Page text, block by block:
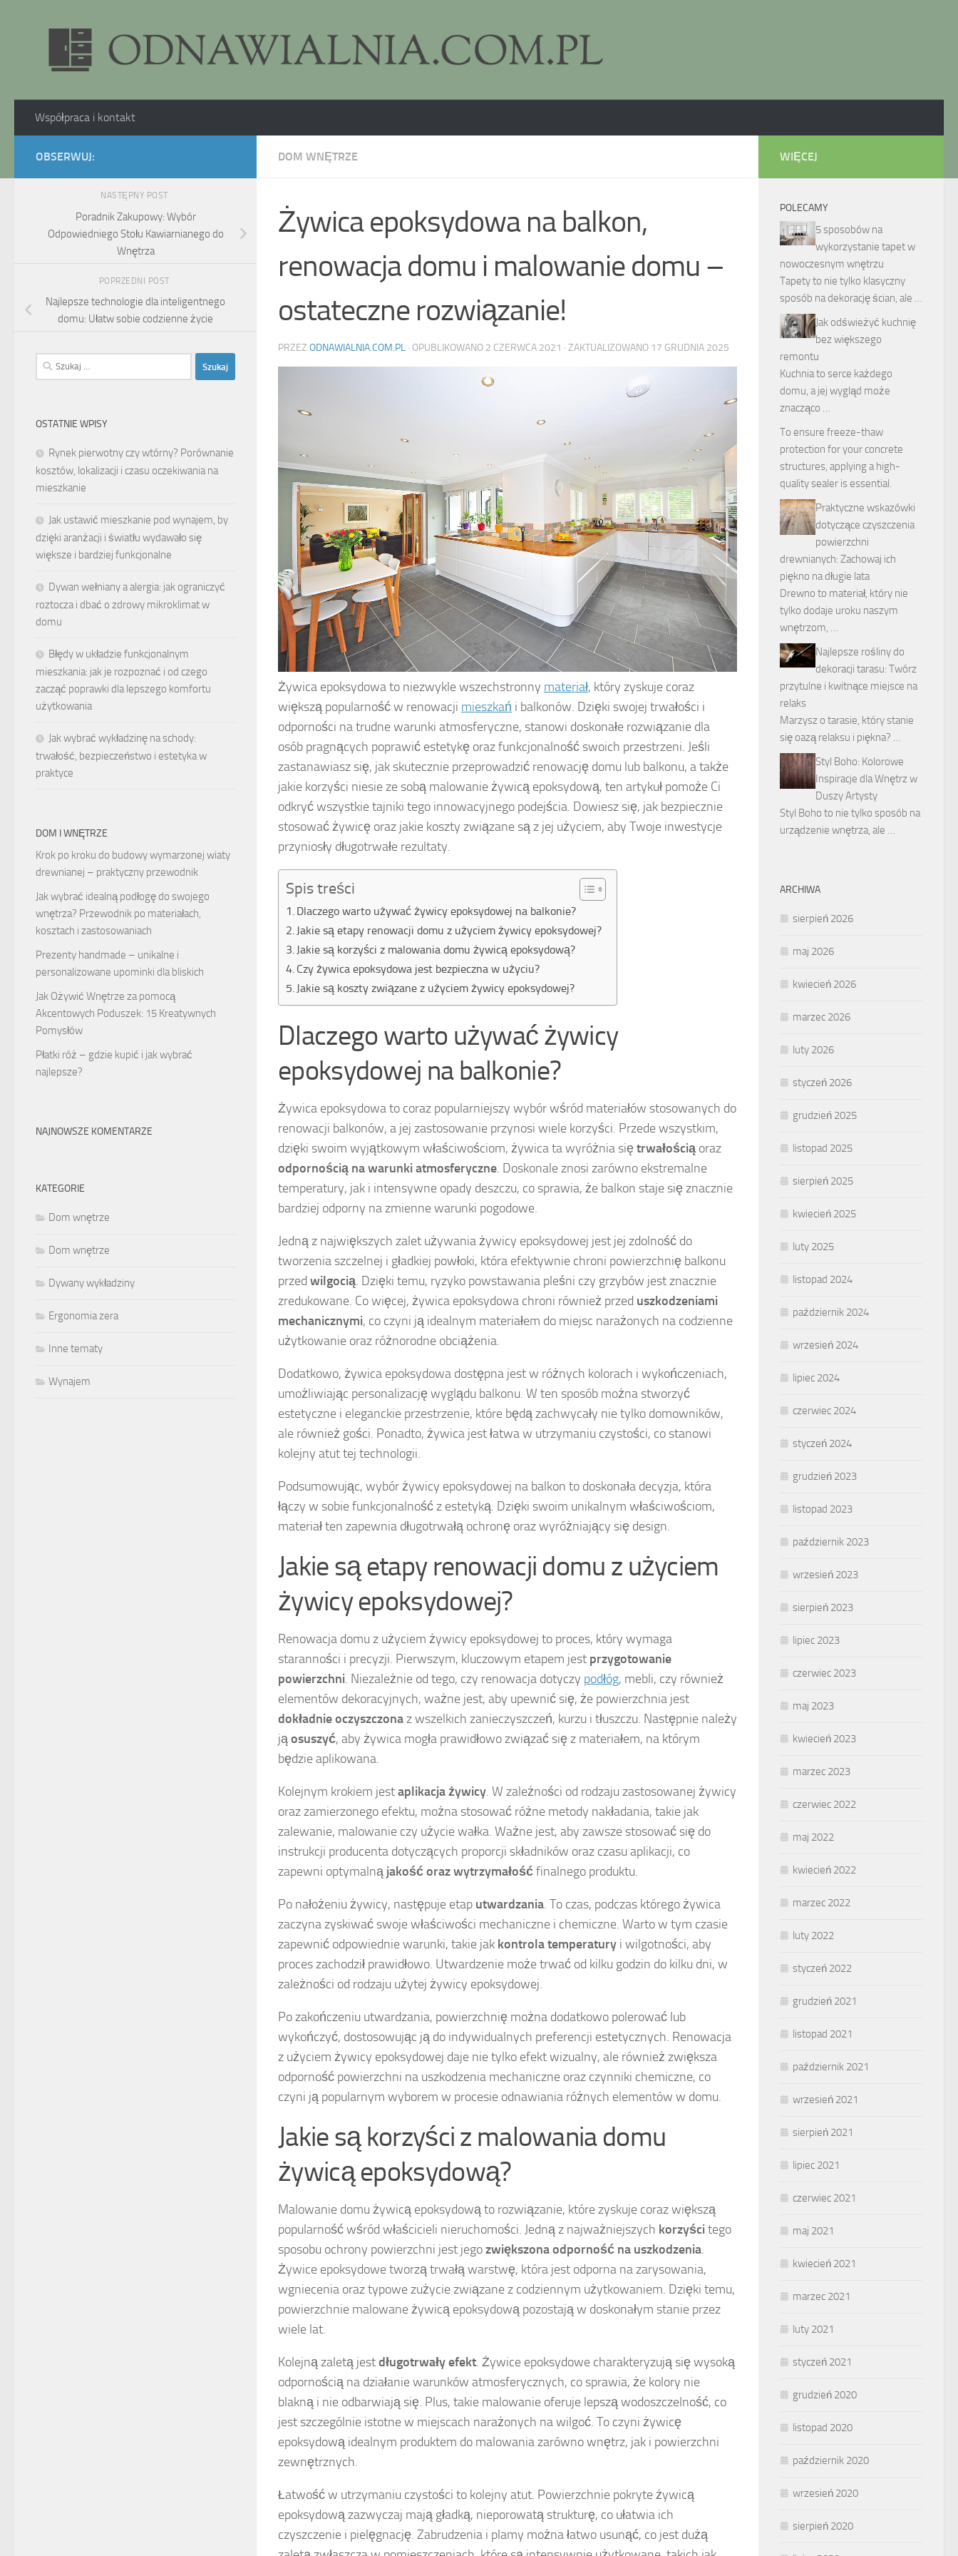
Współpraca i kontakt
DOM WNĘTRZE
Żywica epoksydowa na balkon,
renowacja domu i malowanie domu –
ostateczne rozwiązanie!
PRZEZ ODNAWIALNIA.COM.PL · OPUBLIKOWANO 2 CZERWCA 2021 · ZAKTUALIZOWANO 17 GRUDNIA 2025
Żywica epoksydowa to niezwykle wszechstronny materiał, który zyskuje coraz
większą popularność w renowacji mieszkań i balkonów. Dzięki swojej trwałości i
odporności na trudne warunki atmosferyczne, stanowi doskonałe rozwiązanie dla
osób pragnących poprawić estetykę oraz funkcjonalność swoich przestrzeni. Jeśli
zastanawiasz się, jak skutecznie przeprowadzić renowację domu lub balkonu, a także
jakie korzyści niesie ze sobą malowanie żywicą epoksydową, ten artykuł pomoże Ci
odkryć wszystkie tajniki tego innowacyjnego podejścia. Dowiesz się, jak bezpiecznie
stosować żywicę oraz jakie koszty związane są z jej użyciem, aby Twoje inwestycje
przyniosły długotrwałe rezultaty.
Spis treści
Dlaczego warto używać żywicy epoksydowej na balkonie?
Jakie są etapy renowacji domu z użyciem żywicy epoksydowej?
Jakie są korzyści z malowania domu żywicą epoksydową?
Czy żywica epoksydowa jest bezpieczna w użyciu?
Jakie są koszty związane z użyciem żywicy epoksydowej?
Dlaczego warto używać żywicy
epoksydowej na balkonie?
Żywica epoksydowa to coraz popularniejszy wybór wśród materiałów stosowanych do
renowacji balkonów, a jej zastosowanie przynosi wiele korzyści. Przede wszystkim,
dzięki swoim wyjątkowym właściwościom, żywica ta wyróżnia siętrwałością oraz
odpornością na warunki atmosferyczne. Doskonale znosi zarówno ekstremalne
temperatury, jak i intensywne opady deszczu, co sprawia, że balkon staje się znacznie
bardziej odporny na zmienne warunki pogodowe.
Jedną z największych zalet używania żywicy epoksydowej jest jej zdolność do
tworzenia szczelnej i gładkiej powłoki, która efektywnie chroni powierzchnię balkonu
przed wilgocią. Dzięki temu, ryzyko powstawania pleśni czy grzybów jest znacznie
zredukowane. Co więcej, żywica epoksydowa chroni również przed uszkodzeniami
mechanicznymi, co czyni ją idealnym materiałem do miejsc narażonych na codzienne
użytkowanie oraz różnorodne obciążenia.
Dodatkowo, żywica epoksydowa dostępna jest w różnych kolorach i wykończeniach,
umożliwiając personalizację wyglądu balkonu. W ten sposób można stworzyć
estetyczne i eleganckie przestrzenie, które będą zachwycały nie tylko domowników,
ale również gości. Ponadto, żywica jest łatwa w utrzymaniu czystości, co stanowi
kolejny atut tej technologii.
Podsumowując, wybór żywicy epoksydowej na balkon to doskonała decyzja, która
łączy w sobie funkcjonalność z estetyką. Dzięki swoim unikalnym właściwościom,
materiał ten zapewnia długotrwałą ochronę oraz wyróżniający się design.
Jakie są etapy renowacji domu z użyciem
żywicy epoksydowej?
Renowacja domu z użyciem żywicy epoksydowej to proces, który wymaga
staranności i precyzji. Pierwszym, kluczowym etapem jest przygotowanie
powierzchni. Niezależnie od tego, czy renowacja dotyczy podłóg, mebli, czy również
elementów dekoracyjnych, ważne jest, aby upewnić się, że powierzchnia jest
dokładnie oczyszczonaz wszelkich zanieczyszczeń, kurzu i tłuszczu. Następnie należy
jąosuszyć, aby żywica mogła prawidłowo związać się z materiałem, na którym
będzie aplikowana.
Kolejnym krokiem jestaplikacja żywicy. W zależności od rodzaju zastosowanej żywicy
oraz zamierzonego efektu, można stosować różne metody nakładania, takie jak
zalewanie, malowanie czy użycie wałka. Ważne jest, aby zawsze stosować się do
instrukcji producenta dotyczących proporcji składników oraz czasu aplikacji, co
zapewni optymalną jakość oraz wytrzymałośćfinalnego produktu.
Po nałożeniu żywicy, następuje etap utwardzania. To czas, podczas którego żywica
zaczyna zyskiwać swoje właściwości mechaniczne i chemiczne. Warto w tym czasie
zapewnić odpowiednie warunki, takie jak kontrola temperatury i wilgotności, aby
proces zachodził prawidłowo. Utwardzenie może trwać od kilku godzin do kilku dni, w
zależności od rodzaju użytej żywicy epoksydowej.
Po zakończeniu utwardzania, powierzchnię można dodatkowo polerować lub
wykończyć, dostosowując ją do indywidualnych preferencji estetycznych. Renowacja
z użyciem żywicy epoksydowej daje nie tylko efekt wizualny, ale również zwiększa
odporność powierzchni na uszkodzenia mechaniczne oraz czynniki chemiczne, co
czyni ją popularnym wyborem w procesie odnawiania różnych elementów w domu.
Jakie są korzyści z malowania domu
żywicą epoksydową?
Malowanie domu żywicą epoksydową to rozwiązanie, które zyskuje coraz większą
popularność wśród właścicieli nieruchomości. Jedną z najważniejszych korzyści tego
sposobu ochrony powierzchni jest jegozwiększona odporność na uszkodzenia.
Żywice epoksydowe tworzą trwałą warstwę, która jest odporna na zarysowania,
wgniecenia oraz typowe zużycie związane z codziennym użytkowaniem. Dzięki temu,
powierzchnie malowane żywicą epoksydową pozostają w doskonałym stanie przez
wiele lat.
Kolejną zaletą jestdługotrwały efekt. Żywice epoksydowe charakteryzują się wysoką
odpornością na działanie warunków atmosferycznych, co sprawia, że kolory nie
blakną i nie odbarwiają się. Plus, takie malowanie oferuje lepszą wodoszczelność, co
jest szczególnie istotne w miejscach narażonych na wilgoć. To czyni żywicę
epoksydową idealnym produktem do malowania zarówno wnętrz, jak i powierzchni
zewnętrznych.
Łatwość w utrzymaniu czystości to kolejny atut. Powierzchnie pokryte żywicą
epoksydową zazwyczaj mają gładką, nieporowatą strukturę, co ułatwia ich
czyszczenie i pielęgnację. Zabrudzenia i plamy można łatwo usunąć, co jest dużą
OBSERWUJ:
NASTĘPNY POST
Poradnik Zakupowy: Wybór
Odpowiedniego Stołu Kawiarnianego do
Wnętrza
POPRZEDNI POST
Najlepsze technologie dla inteligentnego
domu: Ułatw sobie codzienne życie
Szukaj:
OSTATNIE WPISY
Rynek pierwotny czy wtórny? Porównanie
kosztów, lokalizacji i czasu oczekiwania na
mieszkanie
Jak ustawić mieszkanie pod wynajem, by
dzięki aranżacji i światłu wydawało się
większe i bardziej funkcjonalne
Dywan wełniany a alergia: jak ograniczyć
roztocza i dbać o zdrowy mikroklimat w
domu
Błędy w układzie funkcjonalnym
mieszkania: jak je rozpoznać i od czego
zacząć poprawki dla lepszego komfortu
użytkowania
Jak wybrać wykładzinę na schody:
trwałość, bezpieczeństwo i estetyka w
praktyce
DOM I WNĘTRZE
Krok po kroku do budowy wymarzonej wiaty
drewnianej – praktyczny przewodnik
Jak wybrać idealną podłogę do swojego
wnętrza? Przewodnik po materiałach,
kosztach i zastosowaniach
Prezenty handmade – unikalne i
personalizowane upominki dla bliskich
Jak Ożywić Wnętrze za pomocą
Akcentowych Poduszek: 15 Kreatywnych
Pomysłów
Płatki róż – gdzie kupić i jak wybrać
najlepsze?
NAJNOWSZE KOMENTARZE
KATEGORIE
Dom wnętrze
Dom wnętrze
Dywany wykładziny
Ergonomia zera
Inne tematy
Wynajem
WIĘCEJ
POLECAMY
5 sposobów na
wykorzystanie tapet w
nowoczesnym wnętrzu
Tapety to nie tylko klasyczny
sposób na dekorację ścian, ale …
Jak odświeżyć kuchnię
bez większego
remontu
Kuchnia to serce każdego
domu, a jej wygląd może
znacząco …
To ensure freeze-thaw
protection for your concrete
structures, applying a high-
quality sealer is essential.
Praktyczne wskazówki
dotyczące czyszczenia
powierzchni
drewnianych: Zachowaj ich
piękno na długie lata
Drewno to materiał, który nie
tylko dodaje uroku naszym
wnętrzom, …
Najlepsze rośliny do
dekoracji tarasu: Twórz
przytulne i kwitnące miejsce na
relaks
Marzysz o tarasie, który stanie
się oazą relaksu i piękna? …
Styl Boho: Kolorowe
Inspiracje dla Wnętrz w
Duszy Artysty
Styl Boho to nie tylko sposób na
urządzenie wnętrza, ale …
ARCHIWA
sierpień 2026
maj 2026
kwiecień 2026
marzec 2026
luty 2026
styczeń 2026
grudzień 2025
listopad 2025
sierpień 2025
kwiecień 2025
luty 2025
listopad 2024
październik 2024
wrzesień 2024
lipiec 2024
czerwiec 2024
styczeń 2024
grudzień 2023
listopad 2023
październik 2023
wrzesień 2023
sierpień 2023
lipiec 2023
czerwiec 2023
maj 2023
kwiecień 2023
marzec 2023
czerwiec 2022
maj 2022
kwiecień 2022
marzec 2022
luty 2022
styczeń 2022
grudzień 2021
listopad 2021
październik 2021
wrzesień 2021
sierpień 2021
lipiec 2021
czerwiec 2021
maj 2021
kwiecień 2021
marzec 2021
luty 2021
styczeń 2021
grudzień 2020
listopad 2020
październik 2020
wrzesień 2020
sierpień 2020